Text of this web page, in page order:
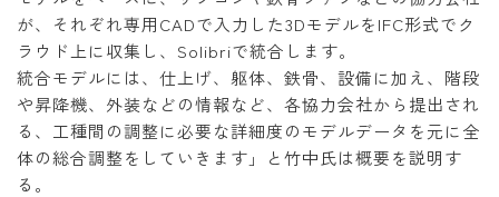
が、それぞれ専用CADで入力した3DモデルをIFC形式でク
ラウド上に収集し、Solibriで統合します。
統合モデルには、仕上げ、躯体、鉄骨、設備に加え、階段
や昇降機、外装などの情報など、各協力会社から提出され
る、工種間の調整に必要な詳細度のモデルデータを元に全
体の総合調整をしていきます」と竹中氏は概要を説明す
る。